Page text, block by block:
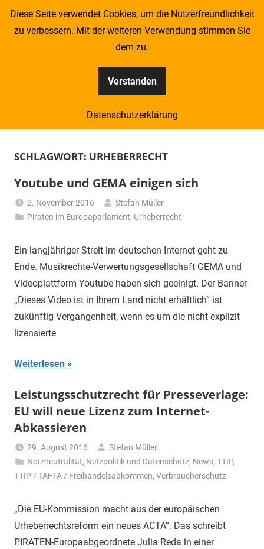
Zum
Kompass
–
Zeitung
für
Piraten
SCHLAGWORT: URHEBERRECHT
Youtube und GEMA einigen sich
2. November 2016
Stefan Müller
Piraten im Europaparlament, Urheberrecht
Ein langjähriger Streit im deutschen Internet geht zu
Ende. Musikrechte-Verwertungsgesellschaft GEMA und
Videoplattform Youtube haben sich geeinigt. Der Banner
„Dieses Video ist in Ihrem Land nicht erhältlich“ ist
zukünftig Vergangenheit, wenn es um die nicht explizit
lizensierte
Weiterlesen
Leistungsschutzrecht für Presseverlage:
EU will neue Lizenz zum Internet-
Abkassieren
29. August 2016
Stefan Müller
Netzneutralität, Netzpolitik und Datenschutz, News,TTIP,
TTIP / TAFTA / Freihandelsabkommen, Verbraucherschutz
„Die EU-Kommission macht aus der europäischen
Urheberrechtsreform ein neues ACTA“. Das schreibt
PIRATEN-Europaabgeordnete Julia Reda in einer
Diese Seite verwendet Cookies, um die Nutzerfreundlichkeit
zu verbessern. Mit der weiteren Verwendung stimmen Sie
dem zu.
Verstanden
Datenschutzerklärung